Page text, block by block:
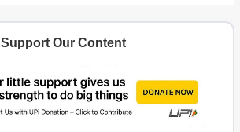
Support Our Content